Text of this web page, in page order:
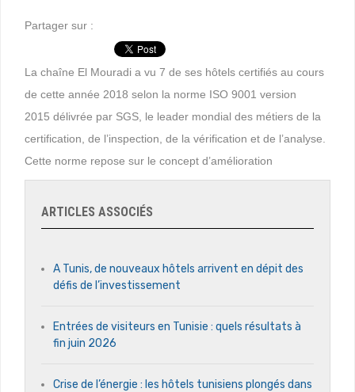
Partager sur :
La chaîne El Mouradi a vu 7 de ses hôtels certifiés au cours
de cette année 2018 selon la norme ISO 9001 version
2015 délivrée par SGS, le leader mondial des métiers de la
certification, de l’inspection, de la vérification et de l’analyse.
Cette norme repose sur le concept d’amélioration
ARTICLES ASSOCIÉS
A Tunis, de nouveaux hôtels arrivent en dépit des
défis de l’investissement
Entrées de visiteurs en Tunisie : quels résultats à
fin juin 2026
Crise de l’énergie : les hôtels tunisiens plongés dans